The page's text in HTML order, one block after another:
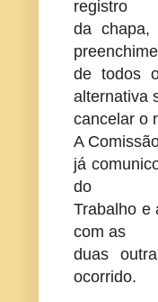
registro
da chapa,
de todos
alternativa
cancelar o
A
já
do
Trabalho e
com as
duas
ocorrido.